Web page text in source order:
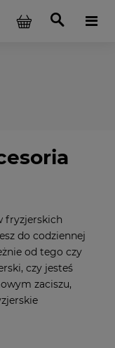
fryzjerskich
do codziennej
od tego czy
czy jesteś
zaciszu,